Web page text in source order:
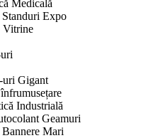
Medicală
Expo
Vitrine
uri Gigant
Industrială
Geamuri
Mari